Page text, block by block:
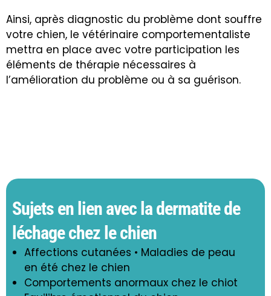
Ainsi, après diagnostic du problème dont souffre
votre chien, le vétérinaire comportementaliste
mettra en place avec votre participation les
éléments de thérapie nécessaires à
l’amélioration du problème ou à sa guérison.
Sujets en lien avec la dermatite de
léchage chez le chien
Affections cutanées • Maladies de peau
en été chez le chien
Comportements anormaux chez le chiot